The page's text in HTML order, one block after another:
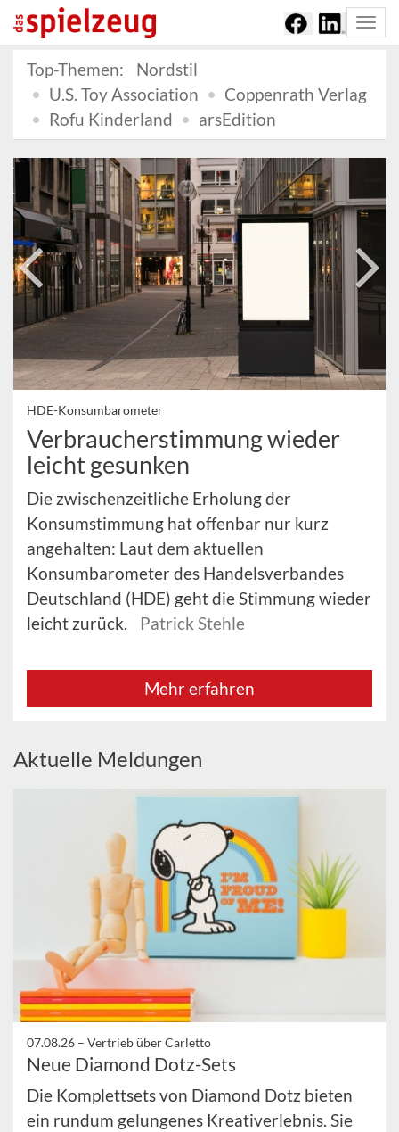
Top-Themen:
Nordstil
U.S. Toy Association
Coppenrath Verlag
Rofu Kinderland
arsEdition
HDE-Konsumbarometer
Verbraucherstimmung wieder
leicht gesunken
Die zwischenzeitliche Erholung der
Konsumstimmung hat offenbar nur kurz
angehalten: Laut dem aktuellen
Konsumbarometer des Handelsverbandes
Deutschland (HDE) geht die Stimmung wieder
leicht zurück.
Patrick Stehle
Mehr erfahren
Aktuelle Meldungen
07.08.26 – Vertrieb über Carletto
Neue Diamond Dotz-Sets
Die Komplettsets von Diamond Dotz bieten
ein rundum gelungenes Kreativerlebnis. Sie